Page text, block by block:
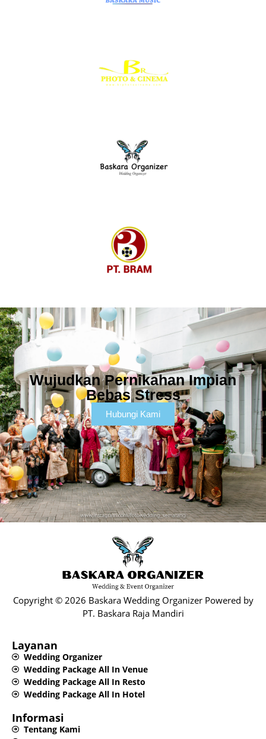
Wujudkan Pernikahan Impian
Bebas Stress
Hubungi Kami
Copyright © 2026 Baskara Wedding Organizer Powered by
PT. Baskara Raja Mandiri​
Layanan
Wedding Organizer
Wedding Package All In Venue
Wedding Package All In Resto
Wedding Package All In Hotel
Informasi
Tentang Kami